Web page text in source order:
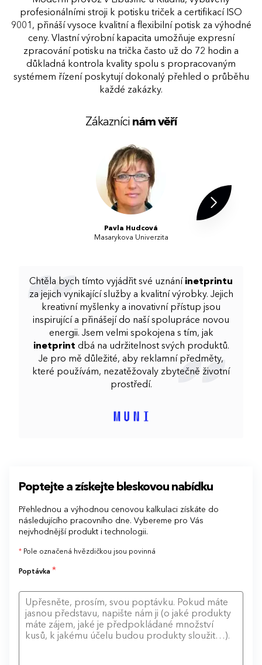
profesionálními stroji k potisku triček a certifikací ISO
9001, přináší vysoce kvalitní a flexibilní potisk za výhodné
ceny. Vlastní výrobní kapacita umožňuje expresní
zpracování potisku na trička často už do 72 hodin a
důkladná kontrola kvality spolu s propracovaným
systémem řízení poskytují dokonalý přehled o průběhu
každé zakázky.
Zákazníci nám věří
Pavla Hudcová
Masarykova Univerzita
Chtěla bych tímto vyjádřit své uznání inetprintu
za jejich vynikající služby a kvalitní výrobky. Jejich
kreativní myšlenky a inovativní přístup jsou
inspirující a přinášejí do naší spolupráce novou
energii. Jsem velmi spokojena s tím, jak
inetprint dbá na udržitelnost svých produktů.
Je pro mě důležité, aby reklamní předměty,
které používám, nezatěžovaly zbytečně životní
prostředí.
Poptejte a získejte bleskovou nabídku
Přehlednou a výhodnou cenovou kalkulaci získáte do
následujícího pracovního dne. Vybereme pro Vás
nejvhodnější produkt i technologii.
* Pole označená hvězdičkou jsou povinná
Poptávka *